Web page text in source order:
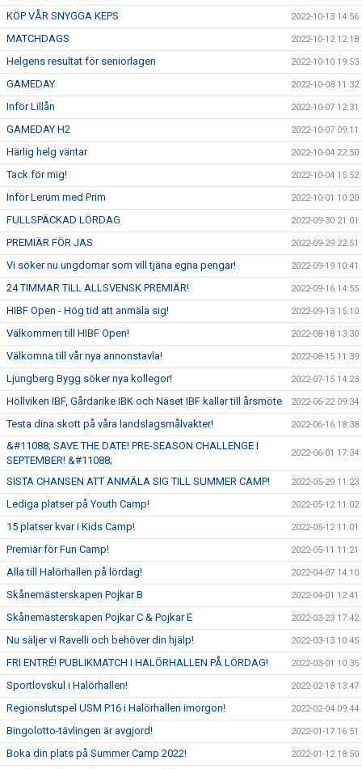
KÖP VÅR SNYGGA KEPS 2022-10-13 14:56
MATCHDAGS 2022-10-12 12:18
Helgens resultat för seniorlagen 2022-10-10 19:53
GAMEDAY 2022-10-08 11:32
Inför Lillån 2022-10-07 12:31
GAMEDAY H2 2022-10-07 09:11
Härlig helg väntar 2022-10-04 22:50
Tack för mig! 2022-10-04 15:52
Inför Lerum med Prim 2022-10-01 10:20
FULLSPÄCKAD LÖRDAG 2022-09-30 21:01
PREMIÄR FÖR JAS 2022-09-29 22:51
Vi söker nu ungdomar som vill tjäna egna pengar! 2022-09-19 10:41
24 TIMMAR TILL ALLSVENSK PREMIÄR! 2022-09-16 14:55
HIBF Open - Hög tid att anmäla sig! 2022-09-13 15:10
Välkommen till HIBF Open! 2022-08-18 13:30
Välkomna till vår nya annonstavla! 2022-08-15 11:39
Ljungberg Bygg söker nya kollegor! 2022-07-15 14:23
Höllviken IBF, Gårdarike IBK och Näset IBF kallar till årsmöte 2022-06-22 09:34
Testa dina skott på våra landslagsmålvakter! 2022-06-16 18:38
&#11088; SAVE THE DATE! PRE-SEASON CHALLENGE I
SEPTEMBER! &#11088;
2022-06-01 17:34
SISTA CHANSEN ATT ANMÄLA SIG TILL SUMMER CAMP! 2022-05-29 11:23
Lediga platser på Youth Camp! 2022-05-12 11:02
15 platser kvar i Kids Camp! 2022-05-12 11:01
Premiär för Fun Camp! 2022-05-11 11:21
Alla till Halörhallen på lördag! 2022-04-07 14:10
Skånemästerskapen Pojkar B 2022-04-01 12:41
Skånemästerskapen Pojkar C & Pojkar E 2022-03-23 17:42
Nu säljer vi Ravelli och behöver din hjälp! 2022-03-13 10:45
FRI ENTRÉ! PUBLIKMATCH I HALÖRHALLEN PÅ LÖRDAG! 2022-03-01 10:35
Sportlovskul i Halörhallen! 2022-02-18 13:47
Regionslutspel USM P16 i Halörhallen imorgon! 2022-02-04 09:44
Bingolotto-tävlingen är avgjord! 2022-01-17 16:51
Boka din plats på Summer Camp 2022! 2022-01-12 18:50